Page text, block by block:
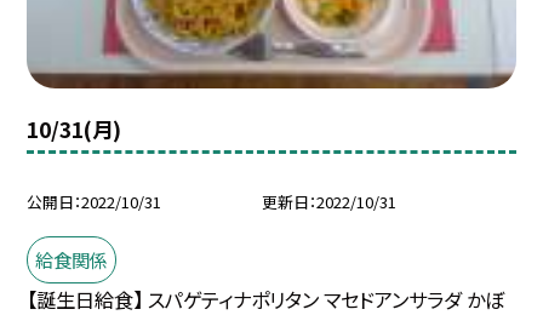
10/31(月)
公開日 2022/10/31 更新日 2022/10/31
給食関係
【誕生日給食】 スパゲティナポリタン マセドアンサラダ かぼ